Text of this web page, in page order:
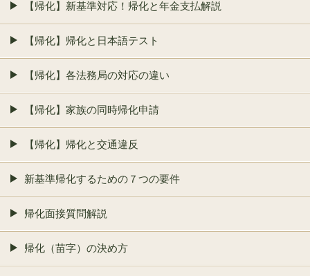
【帰化】新基準対応！帰化と年金支払解説
【帰化】帰化と日本語テスト
【帰化】各法務局の対応の違い
【帰化】家族の同時帰化申請
【帰化】帰化と交通違反
新基準帰化するための７つの要件
帰化面接質問解説
帰化（苗字）の決め方